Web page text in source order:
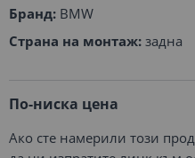
Бранд: BMW
Страна на монтаж: задна
По-ниска цена
Ако сте намерили този